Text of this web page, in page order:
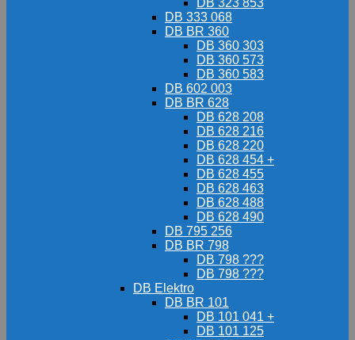
DB 323 853
DB 333 068
DB BR 360
DB 360 303
DB 360 573
DB 360 583
DB 602 003
DB BR 628
DB 628 208
DB 628 216
DB 628 220
DB 628 454 +
DB 628 455
DB 628 463
DB 628 488
DB 628 490
DB 795 256
DB BR 798
DB 798 ???
DB 798 ???
DB Elektro
DB BR 101
DB 101 041 +
DB 101 125